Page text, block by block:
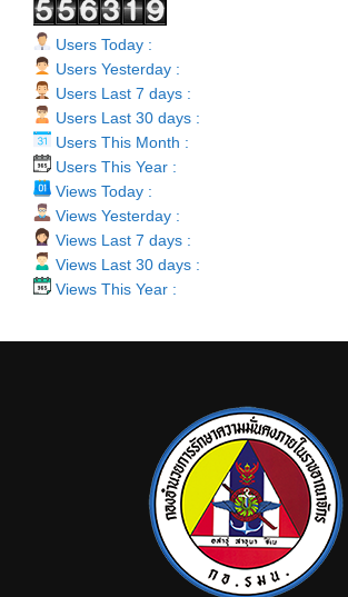
Users Today :
Users Yesterday :
Users Last 7 days :
Users Last 30 days :
Users This Month :
Users This Year :
Views Today :
Views Yesterday :
Views Last 7 days :
Views Last 30 days :
Views This Year :